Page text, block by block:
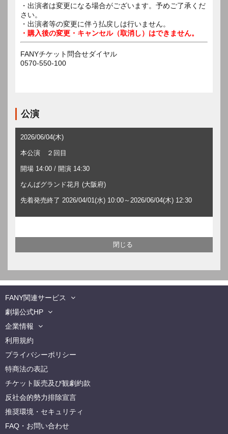
・出演者は変更になる場合がございます。予めご了承くだ
さい。
・出演者等の変更に伴う払戻しは行いません。
・購入後の変更・キャンセル（取消し）はできません。
FANYチケット問合せダイヤル
0570-550-100
公演
2026/06/04(木)
本公演 ２回目
開場 14:00 / 開演 14:30
なんばグランド花月 (大阪府)
先着発売終了 2026/04/01(水) 10:00～2026/06/04(木) 12:30
FANY関連サービス
劇場公式HP
企業情報
利用規約
プライバシーポリシー
特商法の表記
チケット販売及び観劇約款
反社会的勢力排除宣言
推奨環境・セキュリティ
FAQ・お問い合わせ